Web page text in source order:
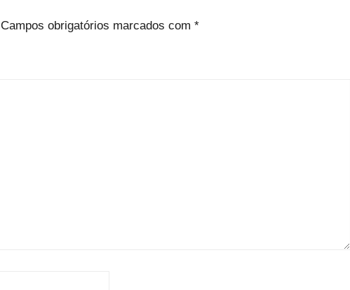
Campos obrigatórios marcados com *